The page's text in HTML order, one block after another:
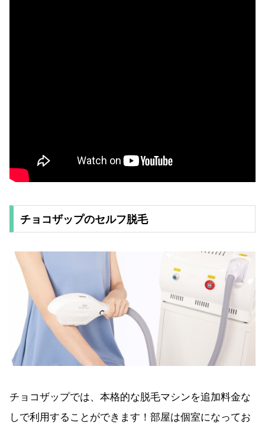
チョコザップのセルフ脱毛
チョコザップでは、本格的な脱毛マシンを追加料金な
しで利用することができます！部屋は個室になってお